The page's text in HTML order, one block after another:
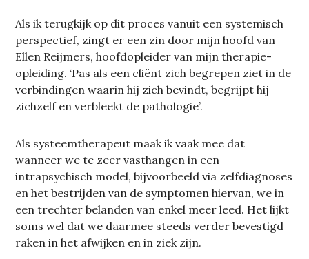
Als ik terugkijk op dit proces vanuit een systemisch
perspectief, zingt er een zin door mijn hoofd van
Ellen Reijmers, hoofdopleider van mijn therapie-
opleiding. ‘Pas als een cliënt zich begrepen ziet in de
verbindingen waarin hij zich bevindt, begrijpt hij
zichzelf en verbleekt de pathologie’.
Als systeemtherapeut maak ik vaak mee dat
wanneer we te zeer vasthangen in een
intrapsychisch model, bijvoorbeeld via zelfdiagnoses
en het bestrijden van de symptomen hiervan, we in
een trechter belanden van enkel meer leed. Het lijkt
soms wel dat we daarmee steeds verder bevestigd
raken in het afwijken en in ziek zijn.